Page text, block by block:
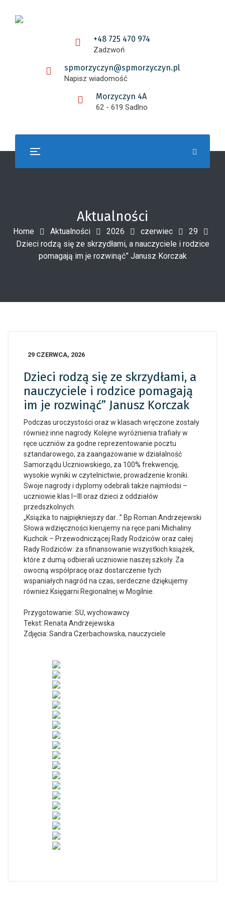
+48 725 470 974
Zadzwoń
spmorzyczyn@spmorzyczyn.pl
Napisz wiadomość
Morzyczyn 4A
62 - 619 Sadlno
Aktualności
Home Aktualności 2026 czerwiec
29
Dzieci rodzą się ze skrzydłami, a nauczyciele i rodzice
pomagają im je rozwinąć” Janusz Korczak
29 CZERWCA, 2026
Dzieci rodzą się ze skrzydłami, a
nauczyciele i rodzice pomagają
im je rozwinąć” Janusz Korczak
Podczas uroczystości oraz w klasach wręczone zostały
również inne nagrody. Kolejne wyróżnienia trafiały w
ręce uczniów za godne reprezentowanie pocztu
sztandarowego, za zaangażowanie w działalność
Samorządu Uczniowskiego, za 100% frekwencję,
wysokie wyniki w czytelnictwie, prowadzenie kroniki.
Swoje nagrody i dyplomy odebrali także najmłodsi –
uczniowie klas I–III oraz dzieci z oddziałów
przedszkolnych.
„Książka to najpiękniejszy dar…” Bp Roman Andrzejewski
Słowa wdzięczności kierujemy na ręce pani Michaliny
Kuchcik – Przewodniczącej Rady Rodziców oraz całej
Rady Rodziców: za sfinansowanie wszystkich książek,
które z dumą odbierali uczniowie naszej szkoły. Za
owocną współpracę oraz dostarczenie tych
wspaniałych nagród na czas, serdeczne dziękujemy
również Księgarni Regionalnej w Mogilnie.
Przygotowanie: SU, wychowawcy
Tekst: Renata Andrzejewska
Zdjęcia: Sandra Czerbachowska, nauczyciele